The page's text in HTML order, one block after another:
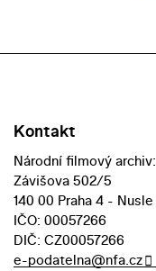
Kontakt
Národní filmový archiv:
Závišova 502/5
140 00 Praha 4 - Nusle
IČO: 00057266
DIČ: CZ00057266
e-podatelna@nfa.cz